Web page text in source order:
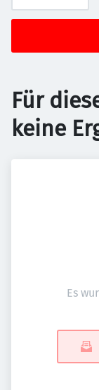
Für
keine
Es